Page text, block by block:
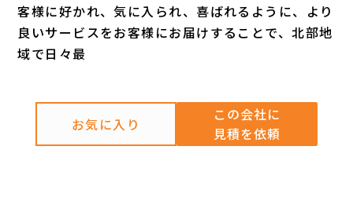
客様に好かれ、気に入られ、喜ばれるように、より
良いサービスをお客様にお届けすることで、北部地
域で日々最
お気に入り
この会社に
見積を依頼